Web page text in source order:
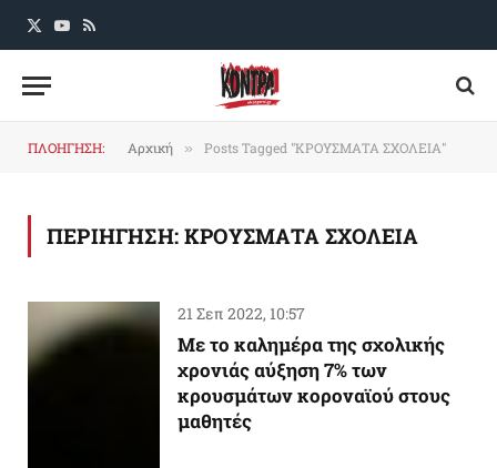
X
YouTube
RSS
ΠΛΟΗΓΗΣΗ: Αρχική » Posts Tagged "ΚΡΟΥΣΜΑΤΑ ΣΧΟΛΕΙΑ"
ΠΕΡΙΗΓΗΣΗ:ΚΡΟΥΣΜΑΤΑ ΣΧΟΛΕΙΑ
21 Σεπ 2022, 10:57
Με το καλημέρα της σχολικής
χρονιάς αύξηση 7% των
κρουσμάτων κοροναϊού στους
μαθητές